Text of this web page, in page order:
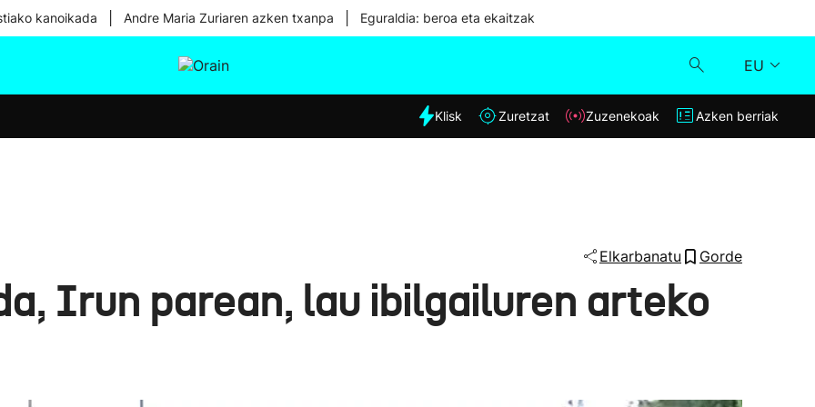
kanoikada Andre Maria Zuriaren azken txanpa Eguraldia: beroa eta ekaitzak
EU
Eguraldia
Klisk
Azken berriak
Klisk Zuretzat Zuzenekoak Azken berriak
Elkarbanatu Gorde
Irun parean, lau ibilgailuren arteko